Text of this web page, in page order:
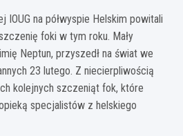
na półwyspie Helskim powitali
foki w tym roku. Mały
Neptun, przyszedł na świat we
23 lutego. Z niecierpliwością
kolejnych szczeniąt fok, które
specjalistów z helskiego